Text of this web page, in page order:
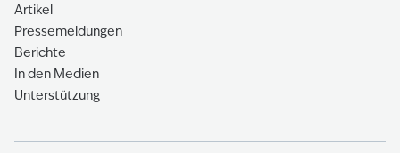
Artikel
Pressemeldungen
Berichte
In den Medien
Unterstützung